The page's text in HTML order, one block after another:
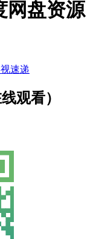
网盘资源
速递
观看）